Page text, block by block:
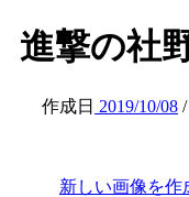
進撃の社
作成日 2019/10/08
新しい画像を作